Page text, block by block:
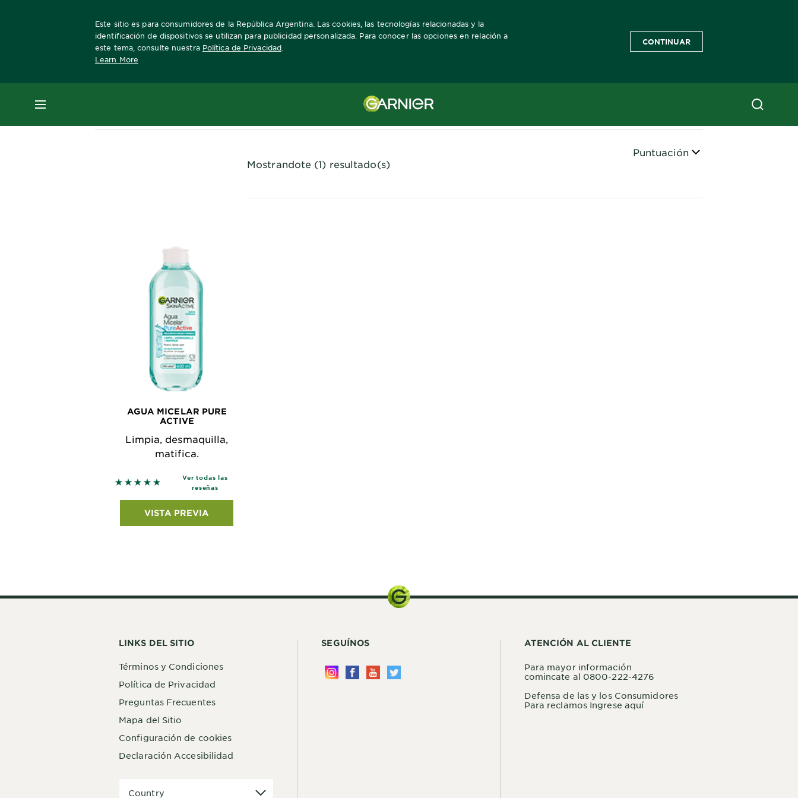
Este sitio es para consumidores de la República Argentina. Las cookies, las tecnologías relacionadas y la
identificación de dispositivos se utilizan para publicidad personalizada. Para conocer las opciones en relación a
este tema, consulte nuestra Política de Privacidad
Learn More
CONTINUAR
MENÚ
Home Acne
Mostrandote (1) resultado(s)
Ordenar
Puntuación
AGUA MICELAR PURE
ACTIVE
Limpia, desmaquilla,
matifica.
5 out of 5 stars based on reviews
Ver todas las
reseñas
VISTA PREVIA
LINKS DEL SITIO
Términos y Condiciones
Política de Privacidad
Preguntas Frecuentes
Mapa del Sitio
Configuración de cookies
Declaración Accesibilidad
Country
SEGUÍNOS ATENCIÓN AL CLIENTE
Para mayor información
comincate al 0800-222-4276
Defensa de las y los Consumidores
Para reclamos Ingrese aquí